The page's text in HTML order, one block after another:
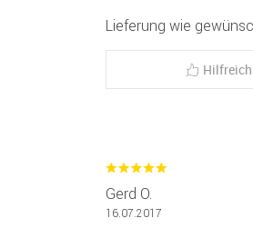
Lieferung wie
Gerd O.
16.07.2017